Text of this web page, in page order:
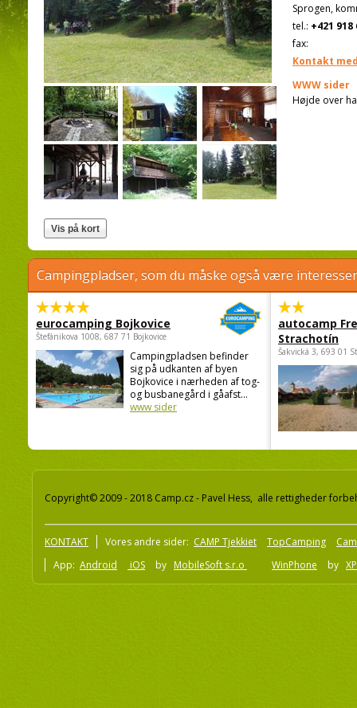
Sprogen,
tel.: +421 918
fax:
Kontakt
WWW sider
Højde over
Campingpladser, som du måske også være
eurocamping Bojkovice
Štefánikova 1008, 687 71 Bojkovice
Campingpladsen befinder
sig på udkanten af byen
Bojkovice i nærheden af tog-
og busbanegård i gåafst...
www sider
autocamp
Strachotín
Šakvická 3, 693 01
Copyright© 2009 - 2018 Camp.cz - Pavel Hess, alle rettigheder
KONTAKT Vores andre sider: CAMP Tjekkiet TopCamping
App: Android iOS by MobileSoft s.r.o WinPhone by